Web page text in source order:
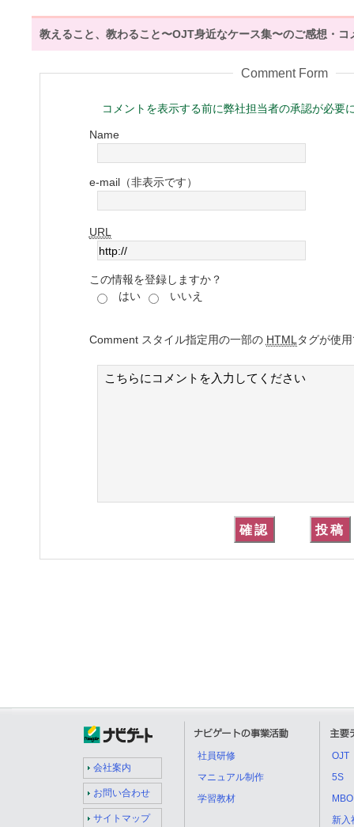
教えること、教わること〜OJT身近なケース集〜のご感想・コ
Comment Form
コメントを表示する前に弊社担当者の承認が必要
Name
e-mail（非表示です）
URL
この情報を登録しますか？
はい
いいえ
Comment スタイル指定用の一部の HTML タグが使
会社案内
お問い合わせ
サイトマップ
社員研修
マニュアル制作
学習教材
OJT
5S
MBO
新入